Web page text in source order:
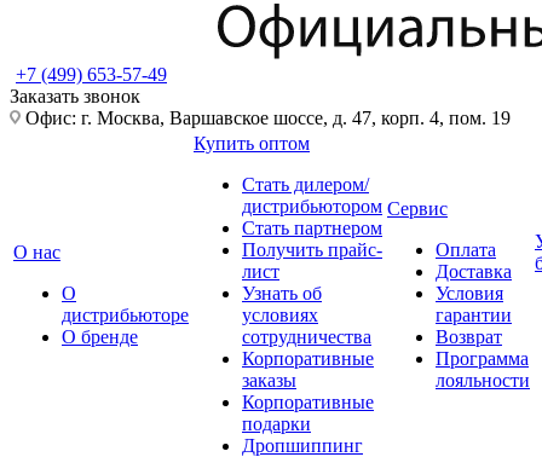
+7 (499) 653-57-49
Заказать звонок
Офис: г. Москва, Варшавское шоссе, д. 47, корп. 4, пом. 19
О нас
О
дистрибьюторе
О бренде
Купить оптом
Стать дилером/
дистрибьютором
Стать партнером
Получить прайс-
лист
Узнать об
условиях
сотрудничества
Корпоративные
заказы
Корпоративные
подарки
Дропшиппинг
Сервис
Оплата
Доставка
Условия
гарантии
Возврат
Программа
лояльности